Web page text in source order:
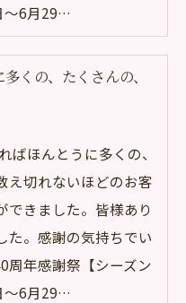
～6月29…
くの、たくさんの、
ばほんとうに多くの、
え切れないほどのお客
できました。皆様あり
た。感謝の気持ちでい
周年感謝祭【シーズン
～6月29…